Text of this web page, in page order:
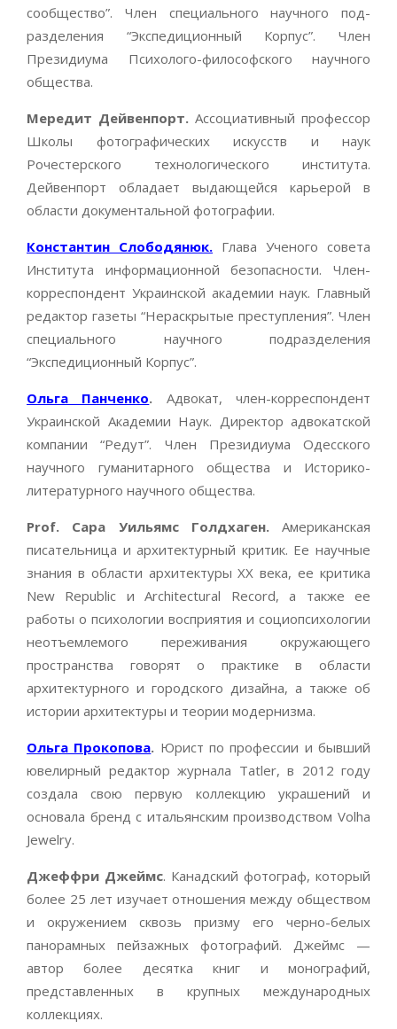
сообщество”. Член специального научного под-
разделения “Экспедиционный Корпус”. Член
Президиума Психолого-философского научного
общества.
Мередит Дейвенпорт. Ассоциативный профессор
Школы фотографических искусств и наук
Рочестерского технологического института.
Дейвенпорт обладает выдающейся карьерой в
области документальной фотографии.
Константин Слободянюк. Глава Ученого совета
Института информационной безопасности. Член-
корреспондент Украинской академии наук. Главный
редактор газеты “Нераскрытые преступления”. Член
специального научного подразделения
“Экспедиционный Корпус”.
Ольга Панченко. Адвокат, член-корреспондент
Украинской Академии Наук. Директор адвокатской
компании “Редут”. Член Президиума Одесского
научного гуманитарного общества и Историко-
литературного научного общества.
Prof. Сара Уильямс Голдхаген.Американская
писательница и архитектурный критик. Ее научные
знания в области архитектуры ХХ века, ее критика
New Republic и Architectural Record, а также ее
работы о психологии восприятия и социопсихологии
неотъемлемого переживания окружающего
пространства говорят о практике в области
архитектурного и городского дизайна, а также об
истории архитектуры и теории модернизма.
Ольга Прокопова. Юрист по профессии и бывший
ювелирный редактор журнала Tatler, в 2012 году
создала свою первую коллекцию украшений и
основала бренд с итальянским производством Volha
Jewelry.
Джеффри Джеймс. Канадский фотограф, который
более 25 лет изучает отношения между обществом
и окружением сквозь призму его черно-белых
панорамных пейзажных фотографий. Джеймс —
автор более десятка книг и монографий,
представленных в крупных международных
коллекциях.